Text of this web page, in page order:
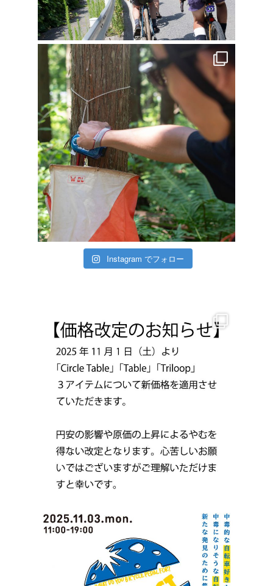
Instagram でフォロー